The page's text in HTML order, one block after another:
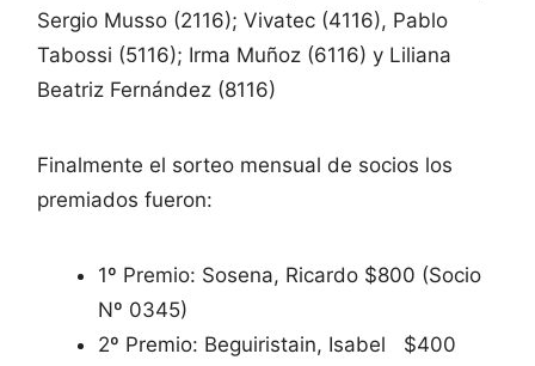
Sergio Musso (2116); Vivatec (4116), Pablo
Tabossi (5116); Irma Muñoz (6116) y Liliana
Beatriz Fernández (8116)
Finalmente el sorteo mensual de socios los
premiados fueron:
1º Premio: Sosena, Ricardo $800 (Socio
Nº 0345)
2º Premio: Beguiristain, Isabel $400